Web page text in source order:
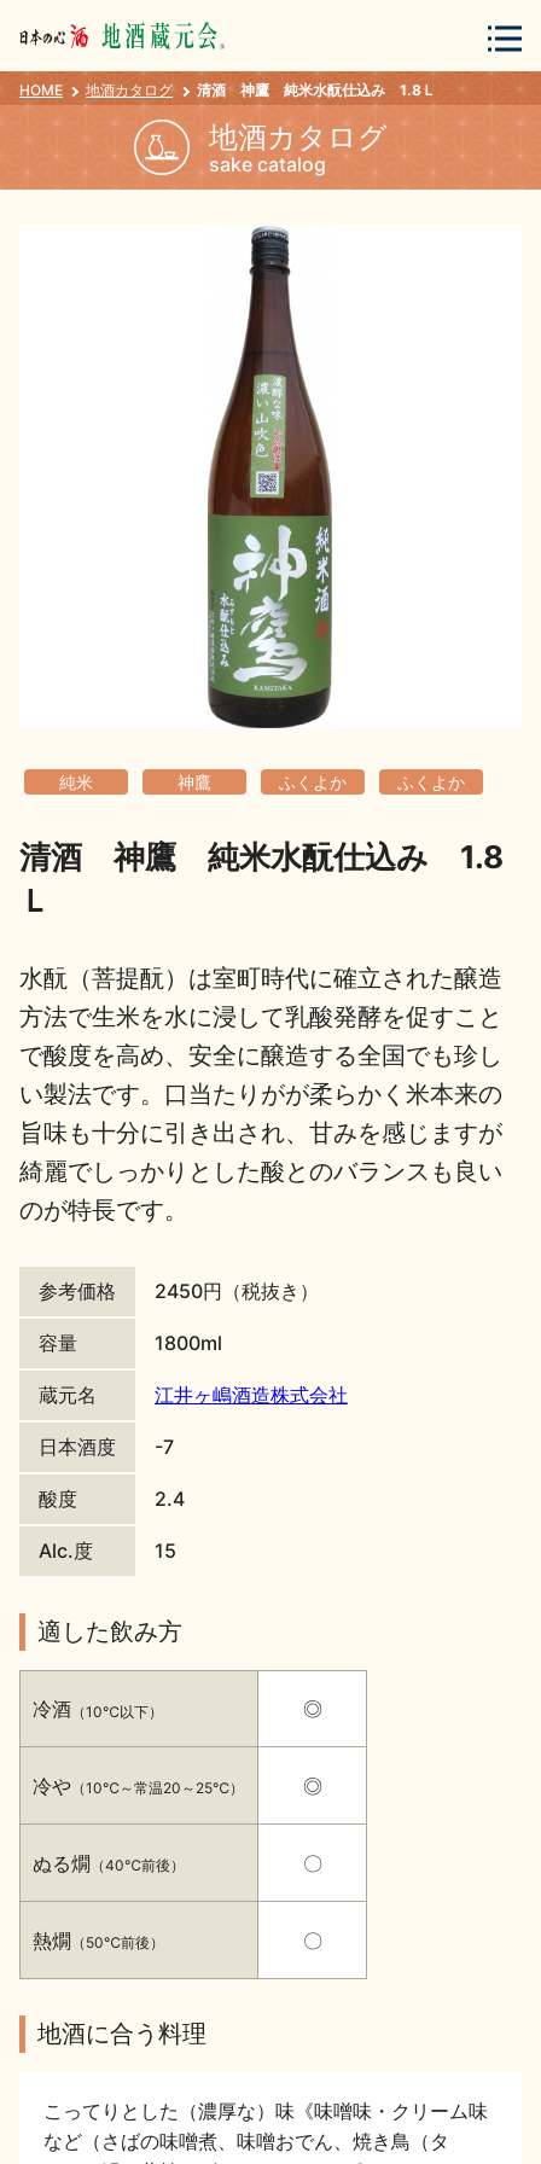
会員登録 ログイン
地酒カタログ
地酒解体新書
お楽しみコンテンツ
地酒川柳 地酒小説
日本酒の楽しみ方特集
地酒・イベント情報
イベント情報TOP
季節の商品 イベント情報
地酒蔵元会WEB展示会
美味しい地酒の選び方
地酒蔵元会とは
HOME 地酒カタログ 清酒 神鷹 純米水酛仕込み 1.8Ｌ
地酒カタログ
sake catalog
純米 神鷹 ふくよか ふくよか
清酒 神鷹 純米水酛仕込み 1.8
Ｌ
水酛（菩提酛）は室町時代に確立された醸造
方法で生米を水に浸して乳酸発酵を促すこと
で酸度を高め、安全に醸造する全国でも珍し
い製法です。口当たりがが柔らかく米本来の
旨味も十分に引き出され、甘みを感じますが
綺麗でしっかりとした酸とのバランスも良い
のが特長です。
参考価格 2450円（税抜き）
容量 1800ml
蔵元名 江井ヶ嶋酒造株式会社
日本酒度 -7
酸度 2.4
Alc.度 15
適した飲み方
冷酒 （10℃以下）
冷や （10℃～常温20～25℃）
ぬる燗 （40℃前後）
熱燗 （50℃前後）
◎
◎
〇
〇
地酒に合う料理
こってりとした（濃厚な）味《味噌味・クリーム味
など（さばの味噌煮、味噌おでん、焼き鳥（タ